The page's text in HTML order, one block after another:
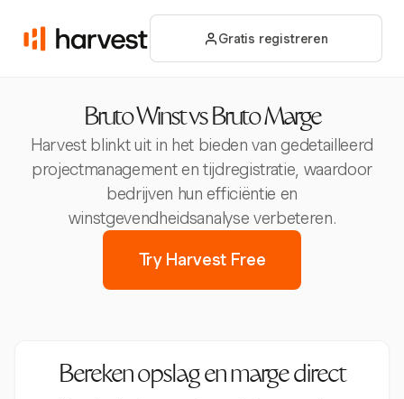
Gratis registreren
Bruto Winst vs Bruto Marge
Harvest blinkt uit in het bieden van gedetailleerd
projectmanagement en tijdregistratie, waardoor
bedrijven hun efficiëntie en
winstgevendheidsanalyse verbeteren.
Try Harvest Free
Bereken opslag en marge direct